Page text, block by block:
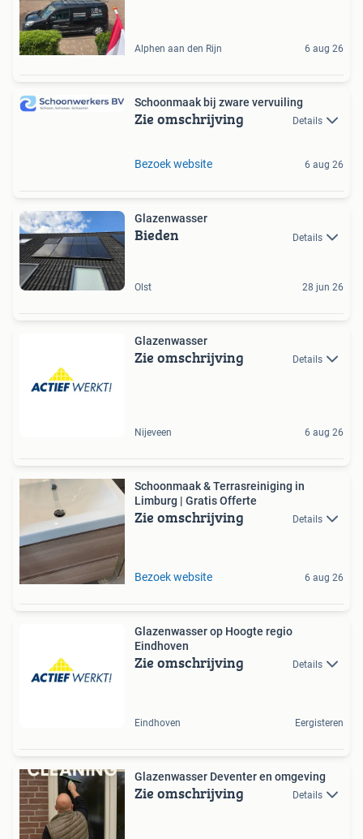
Alphen aan den Rijn 6 aug 26
Schoonmaak bij zware vervuiling
Zie omschrijving Details
Bezoek website 6 aug 26
Glazenwasser
Bieden Details
Olst 28 jun 26
Glazenwasser
Zie omschrijving Details
Nijeveen 6 aug 26
Schoonmaak & Terrasreiniging in
Limburg | Gratis Offerte
Zie omschrijving Details
Bezoek website 6 aug 26
Glazenwasser op Hoogte regio
Eindhoven
Zie omschrijving Details
Eindhoven Eergisteren
Glazenwasser Deventer en omgeving
Zie omschrijving Details